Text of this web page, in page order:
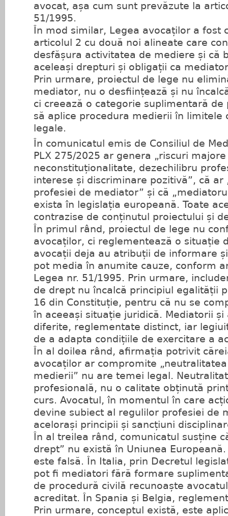
avocat, așa cum sunt prevăzute la
51/1995.
În mod similar, Legea avocaților a fost
articolul 2 cu două noi alineate care
desfășura activitatea de mediere și că
aceleași drepturi și obligații ca
Prin urmare, proiectul de lege nu
mediator, nu o desființează și nu
ci creează o categorie suplimentară de
să aplice procedura medierii în limitele
legale.
În comunicatul emis de Consiliul de
PLX 275/2025 ar genera „riscuri
neconstituționalitate, dezechilibru
interese și discriminare pozitivă”, că
profesiei de mediator” și că
exista în legislația europeană. Toate
contrazise de conținutul proiectului și
În primul rând, proiectul de lege nu
avocaților, ci reglementează o situație
avocații deja au atribuții de informare
pot media în anumite cauze, conform
Legea nr. 51/1995. Prin urmare,
de drept nu încalcă principiul egalității
16 din Constituție, pentru că nu se
în aceeași situație juridică. Mediatorii
diferite, reglementate distinct, iar
de a adapta condițiile de exercitare a
În al doilea rând, afirmația potrivit
avocaților ar compromite
medierii” nu are temei legal.
profesională, nu o calitate obținută
curs. Avocatul, în momentul în care
devine subiect al regulilor profesiei de
acelorași principii și sancțiuni
În al treilea rând, comunicatul susține
drept” nu există în Uniunea
este falsă. În Italia, prin Decretul
pot fi mediatori fără formare
de procedură civilă recunoaște
acreditat. În Spania și Belgia,
Prin urmare, conceptul există, este